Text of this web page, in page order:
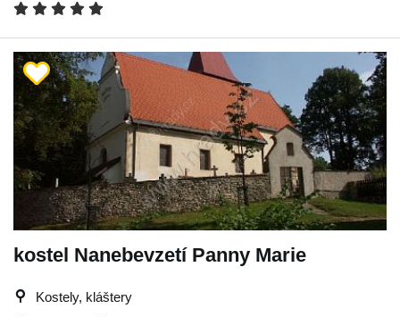
kostel Nanebevzetí Panny Marie
Kostely, kláštery